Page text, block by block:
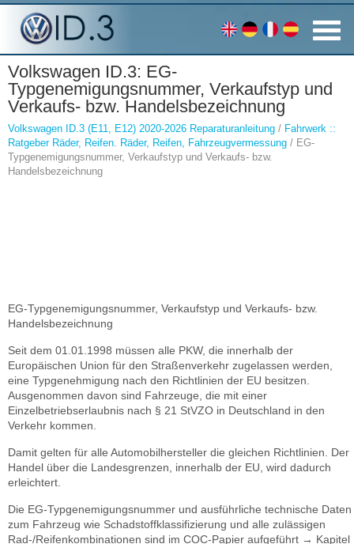
Volkswagen ID.3: EG-
Typgenemigungsnummer, Verkaufstyp und
Verkaufs- bzw. Handelsbezeichnung
Volkswagen ID.3 (E11, E12) 2020-2026 Reparaturanleitung / Fahrwerk ::
Ratgeber Räder, Reifen. Räder, Reifen, Fahrzeugvermessung / EG-
Typgenemigungsnummer, Verkaufstyp und Verkaufs- bzw.
Handelsbezeichnung
EG-Typgenemigungsnummer, Verkaufstyp und Verkaufs- bzw.
Handelsbezeichnung
Seit dem 01.01.1998 müssen alle PKW, die innerhalb der
Europäischen Union für den Straßenverkehr zugelassen werden,
eine Typgenehmigung nach den Richtlinien der EU besitzen.
Ausgenommen davon sind Fahrzeuge, die mit einer
Einzelbetriebserlaubnis nach § 21 StVZO in Deutschland in den
Verkehr kommen.
Damit gelten für alle Automobilhersteller die gleichen Richtlinien. Der
Handel über die Landesgrenzen, innerhalb der EU, wird dadurch
erleichtert.
Die EG-Typgenemigungsnummer und ausführliche technische Daten
zum Fahrzeug wie Schadstoffklassifizierung und alle zulässigen
Rad-/Reifenkombinationen sind im COC-Papier aufgeführt → Kapitel